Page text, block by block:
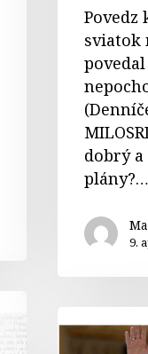
Povedz
sviatok
dobrý
plány?…
9.
Lev